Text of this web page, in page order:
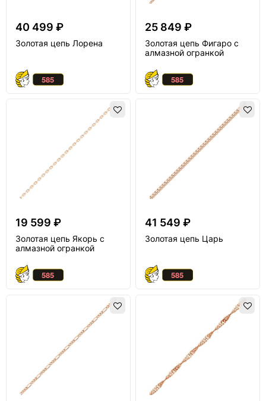
40 499 ₽
Золотая цепь Лорена
25 849 ₽
Золотая цепь Фигаро с
алмазной огранкой
19 599 ₽
Золотая цепь Якорь с
алмазной огранкой
41 549 ₽
Золотая цепь Царь